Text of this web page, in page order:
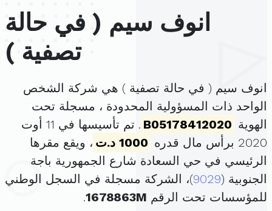
انوف سيم ( في حالة
تصفية )
انوف سيم ( في حالة تصفية ) هي شركة الشخص
الواحد ذات المسؤولية المحدودة ، مسجلة تحت
الهوية B05178412020
. تم تأسيسها في 11 أوت
2020 برأس مال قدره
1000 د.ت
، ويقع مقرها
الرئيسي في حي السعادة شارع الجمهورية باجة
الجنوبية (9029)، الشركة مسجلة في السجل الوطني
للمؤسسات تحت الرقم 1678863M
.